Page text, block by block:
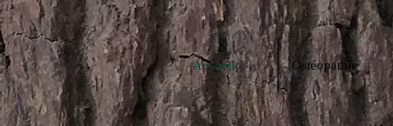
Accueil Ostéopathie